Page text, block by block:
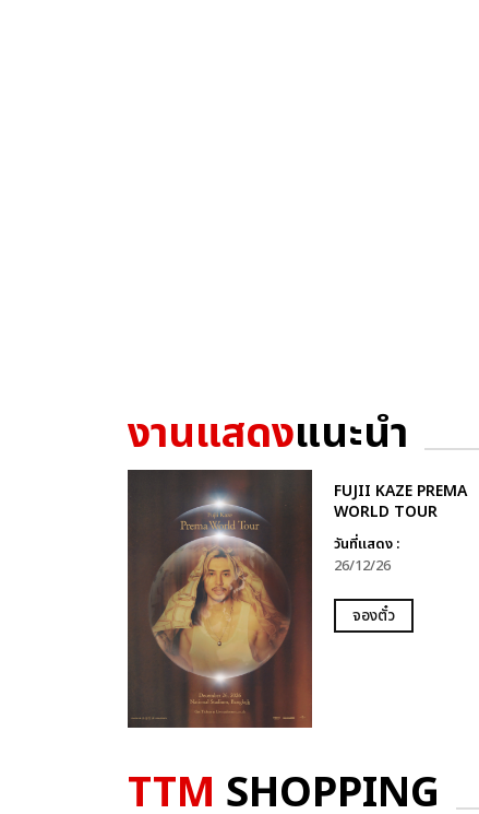
งานแสดงแนะนำ
FUJII KAZE PREMA
WORLD TOUR
วันที่แสดง :
26/12/26
จองตั๋ว
TTM SHOPPING